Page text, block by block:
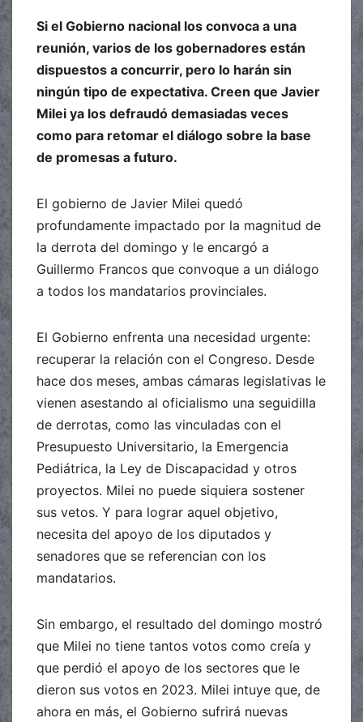
Si el Gobierno nacional los convoca a una
reunión, varios de los gobernadores están
dispuestos a concurrir, pero lo harán sin
ningún tipo de expectativa. Creen que Javier
Milei ya los defraudó demasiadas veces
como para retomar el diálogo sobre la base
de promesas a futuro.
El gobierno de Javier Milei quedó
profundamente impactado por la magnitud de
la derrota del domingo y le encargó a
Guillermo Francos que convoque a un diálogo
a todos los mandatarios provinciales.
El Gobierno enfrenta una necesidad urgente:
recuperar la relación con el Congreso. Desde
hace dos meses, ambas cámaras legislativas le
vienen asestando al oficialismo una seguidilla
de derrotas, como las vinculadas con el
Presupuesto Universitario, la Emergencia
Pediátrica, la Ley de Discapacidad y otros
proyectos. Milei no puede siquiera sostener
sus vetos. Y para lograr aquel objetivo,
necesita del apoyo de los diputados y
senadores que se referencian con los
mandatarios.
Sin embargo, el resultado del domingo mostró
que Milei no tiene tantos votos como creía y
que perdió el apoyo de los sectores que le
dieron sus votos en 2023. Milei intuye que, de
ahora en más, el Gobierno sufrirá nuevas